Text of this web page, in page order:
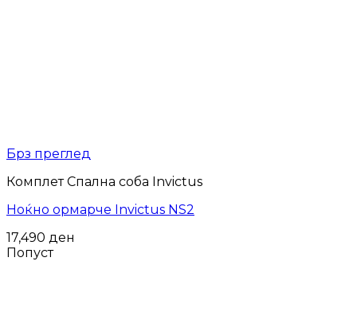
Брз преглед
Комплет Спална соба Invictus
Ноќно ормарче Invictus NS2
17,490 ден
Попуст